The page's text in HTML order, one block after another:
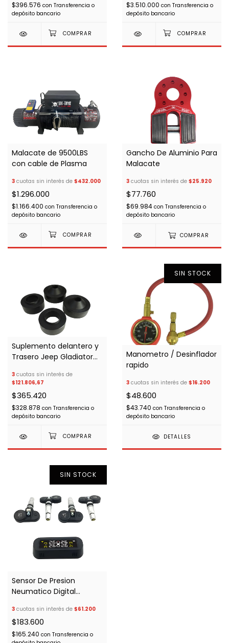
$396.576 con Transferencia o
depósito bancario
$3.510.000 con Transferencia o
depósito bancario
Malacate de 9500LBS
con cable de Plasma
3 cuotas sin interés de $432.000
$1.296.000
$1.166.400 con Transferencia o
depósito bancario
Gancho De Aluminio Para
Malacate
3 cuotas sin interés de $25.920
$77.760
$69.984 con Transferencia o
depósito bancario
COMPRAR
Suplemento delantero y
Trasero Jeep Gladiator
3 cuotas sin interés de
$121.806,67
$365.420
$328.878 con Transferencia o
depósito bancario
SIN STOCK
Manometro / Desinflador
rapido
3 cuotas sin interés de $16.200
$48.600
$43.740 con Transferencia o
depósito bancario
DETALLES
SIN STOCK
Sensor De Presion
Neumatico Digital
3 cuotas sin interés de $61.200
$183.600
$165.240 con Transferencia o